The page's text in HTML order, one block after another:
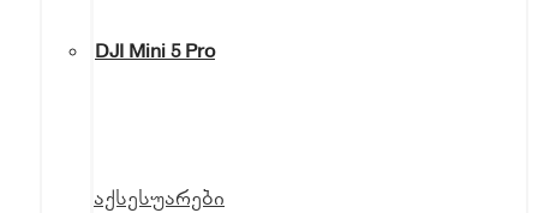
DJI Mini 5 Pro
აქსესუარები